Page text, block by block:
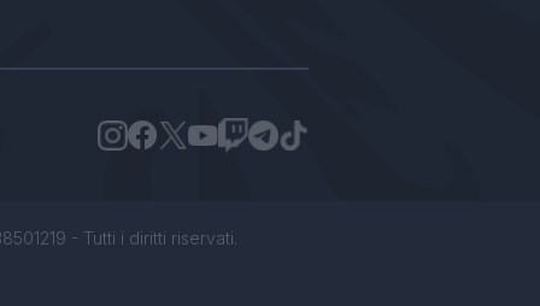
- Tutti i diritti riservati.